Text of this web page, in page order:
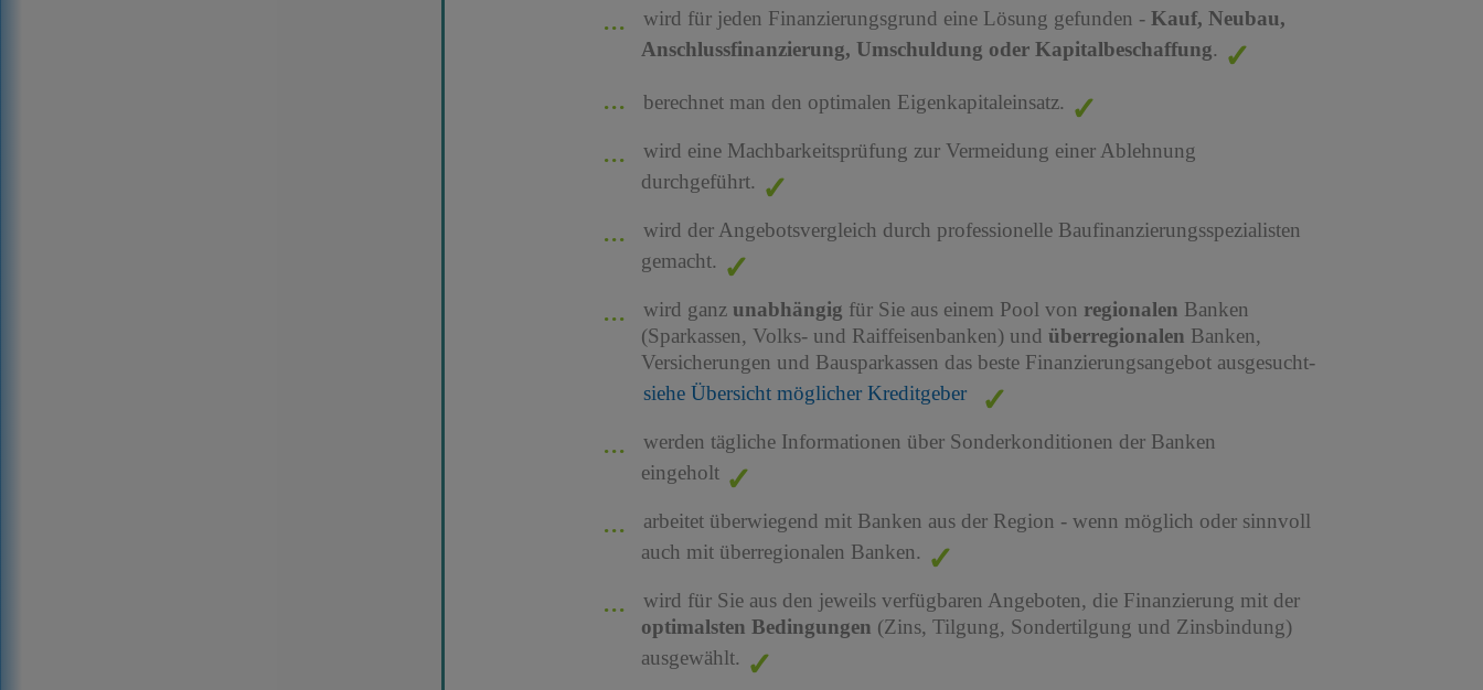
wird für jeden Finanzierungsgrund eine Lösung gefunden - Kauf, Neubau,
Anschlussfinanzierung, Umschuldung oder Kapitalbeschaffung.
berechnet man den optimalen Eigenkapitaleinsatz.
wird eine Machbarkeitsprüfung zur Vermeidung einer Ablehnung
durchgeführt.
wird der Angebotsvergleich durch professionelle Baufinanzierungsspezialisten
gemacht.
wird ganz unabhängig für Sie aus einem Pool von regionalen Banken
(Sparkassen, Volks- und Raiffeisenbanken) und überregionalen Banken,
Versicherungen und Bausparkassen das beste Finanzierungsangebot ausgesucht-
siehe Übersicht möglicher Kreditgeber
werden tägliche Informationen über Sonderkonditionen der Banken
eingeholt
arbeitet überwiegend mit Banken aus der Region - wenn möglich oder sinnvoll
auch mit überregionalen Banken.
wird für Sie aus den jeweils verfügbaren Angeboten, die Finanzierung mit der
optimalsten Bedingungen (Zins, Tilgung, Sondertilgung und Zinsbindung)
ausgewählt.